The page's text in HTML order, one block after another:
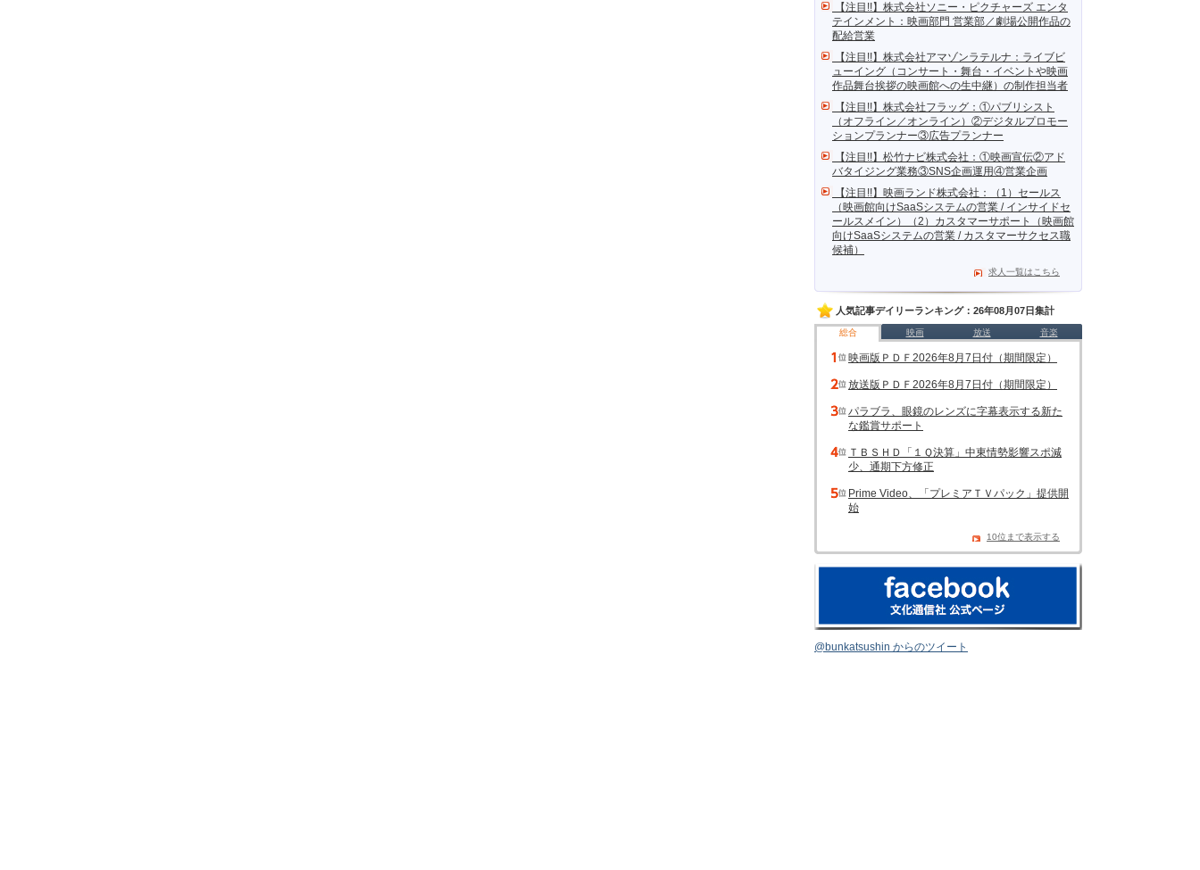
【注目!!】株式会社ソニー・ピクチャーズ エンタ
テインメント：映画部門 営業部／劇場公開作品の
配給営業
【注目!!】株式会社アマゾンラテルナ：ライブビ
ューイング（コンサート・舞台・イベントや映画
作品舞台挨拶の映画館への生中継）の制作担当者
【注目!!】株式会社フラッグ：①パブリシスト
（オフライン／オンライン）②デジタルプロモー
ションプランナー③広告プランナー
【注目!!】松竹ナビ株式会社：①映画宣伝②アド
バタイジング業務③SNS企画運用④営業企画
【注目!!】映画ランド株式会社：（1）セールス
（映画館向けSaaSシステムの営業 / インサイドセ
ールスメイン）（2）カスタマーサポート（映画館
向けSaaSシステムの営業 / カスタマーサクセス職
候補）
求人一覧はこちら
人気記事デイリーランキング：26年08月07日集計
総合 映画 放送 音楽
映画版ＰＤＦ2026年8月7日付（期間限定）
放送版ＰＤＦ2026年8月7日付（期間限定）
パラブラ、眼鏡のレンズに字幕表示する新た
な鑑賞サポート
ＴＢＳＨＤ「１Ｑ決算」中東情勢影響スポ減
少、通期下方修正
Prime Video、「プレミアＴＶパック」提供開
始
10位まで表示する
@bunkatsushin からのツイート